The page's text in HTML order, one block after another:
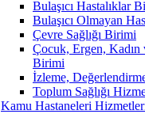
Bulaşıcı Hastalıklar
Bulaşıcı Olmayan
Çevre Sağlığı Birimi
Çocuk, Ergen, Kadın
Birimi
İzleme,
Toplum Sağlığı
Kamu Hastaneleri